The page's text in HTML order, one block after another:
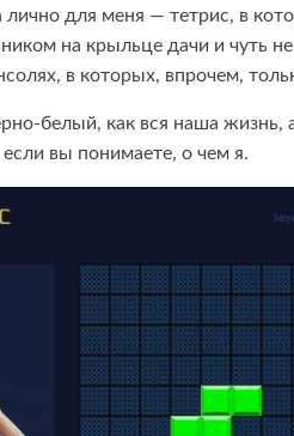
для меня — тетрис, в
на крыльце дачи и чуть
в которых, впрочем,
белый, как вся наша жизнь,
вы понимаете, о чем я.